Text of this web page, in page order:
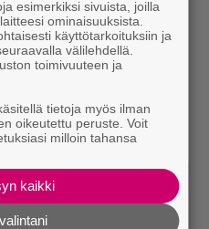
esimerkiksi sivuista, joilla
ominaisuuksista.
käyttötarkoituksiin ja
välilehdellä.
toimivuuteen ja
tietoja myös ilman
oikeutettu peruste. Voit
milloin tahansa
kaikki